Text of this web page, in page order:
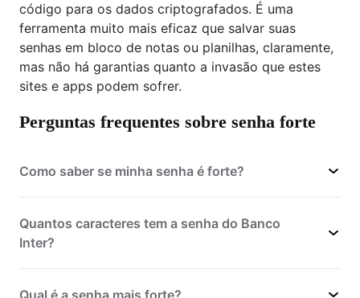
código para os dados criptografados. É uma
ferramenta muito mais eficaz que salvar suas
senhas em bloco de notas ou planilhas, claramente,
mas não há garantias quanto a invasão que estes
sites e apps podem sofrer.
Perguntas frequentes sobre senha forte
Como saber se minha senha é forte?
Quantos caracteres tem a senha do Banco
Inter?
Qual é a senha mais forte?